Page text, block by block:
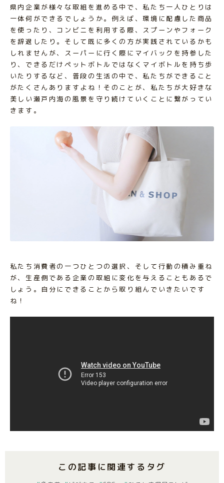
県内企業が様々な取組を進める中で、私たち一人ひとりは
一体何ができるでしょうか。例えば、環境に配慮した商品
を使ったり、コンビニを利用する際、スプーンやフォーク
を辞退したり。そして既に多くの方が実践されているかも
しれませんが、スーパーに行く際にマイバックを持参した
り、できるだけペットボトルではなくマイボトルを持ち歩
いたりするなど、普段の生活の中で、私たちができること
がたくさんありますよね！そのことが、私たちが大好きな
美しい瀬戸内海の風景を守り続けていくことに繋がってい
きます。
私たち消費者の一つひとつの選択、そして行動の積み重ね
が、生産側である企業の取組に変化を与えることもあるで
しょう。自分にできることから取り組んでいきたいです
ね！
この記事に関連するタグ